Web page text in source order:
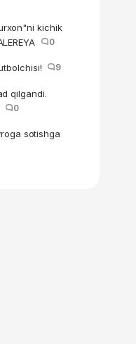
kichik
0
9
qilgandi.
0
sotishga